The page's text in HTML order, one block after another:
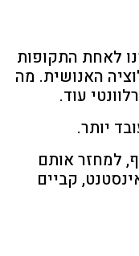
לאחת התקופות
האנושית. מה
עוד.
יותר.
למחזר אותם
קביים